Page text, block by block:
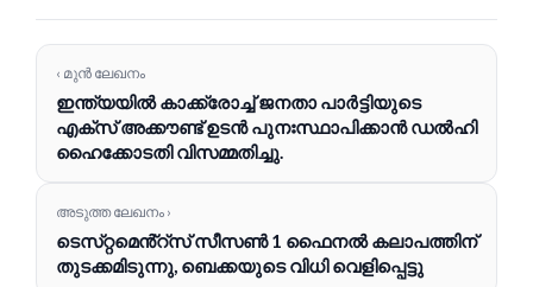
‹ മുൻ ലേഖനം
ഇന്ത്യയിൽ കാക്ക്രോച്ച് ജനതാ പാർട്ടിയുടെ
എക്‌സ് അക്കൗണ്ട് ഉടൻ പുനഃസ്ഥാപിക്കാൻ ഡൽഹി
ഹൈക്കോടതി വിസമ്മതിച്ചു.
അടുത്ത ലേഖനം ›
ടെസ്‌റ്റമെൻ്റ്‌സ് സീസൺ 1 ഫൈനൽ കലാപത്തിന്
തുടക്കമിടുന്നു, ബെക്കയുടെ വിധി വെളിപ്പെട്ടു